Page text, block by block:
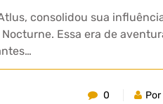
consolidou sua
Nocturne. Essa era de
0